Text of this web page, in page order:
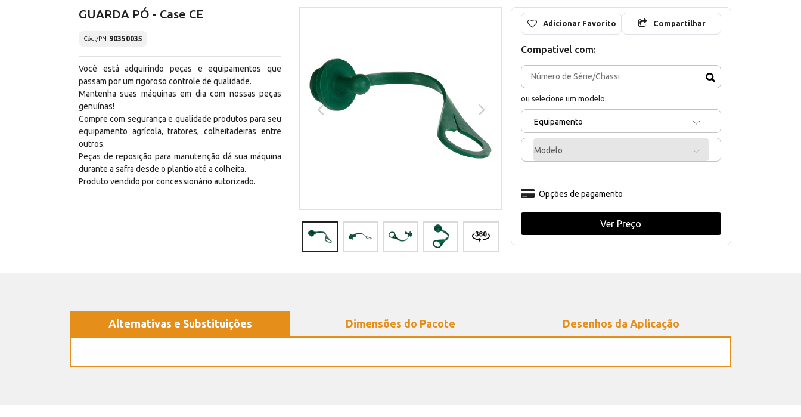
GUARDA PÓ - Case CE
Cód./PN 90350035
Você está adquirindo peças e equipamentos que
passam por um rigoroso controle de qualidade.
Mantenha suas máquinas em dia com nossas peças
genuínas!
Compre com segurança e qualidade produtos para seu
equipamento agrícola, tratores, colheitadeiras entre
outros.
Peças de reposição para manutenção dá sua máquina
durante a safra desde o plantio até a colheita.
Produto vendido por concessionário autorizado.
Adicionar Favorito Compartilhar
Compativel com:
ou selecione um modelo:
Equipamento
Modelo
Opções de pagamento
Ver Preço
Alternativas e Substituições Dimensões do Pacote Desenhos da Aplicação